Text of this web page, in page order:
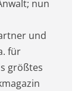
nun
und
für
größtes